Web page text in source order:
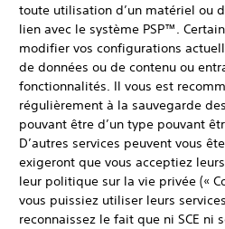
toute utilisation d’un matériel ou
lien avec le système PSP™.
modifier vos configurations
de données ou de contenu ou
fonctionnalités. Il vous est
régulièrement à la sauvegarde
pouvant être d’un type pouvant
D’autres services peuvent vous
exigeront que vous acceptiez
leur politique sur la vie privée («
vous puissiez utiliser leurs
reconnaissez le fait que ni SCE ni